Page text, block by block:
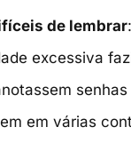
de lembrar
excessiva
senhas
em várias